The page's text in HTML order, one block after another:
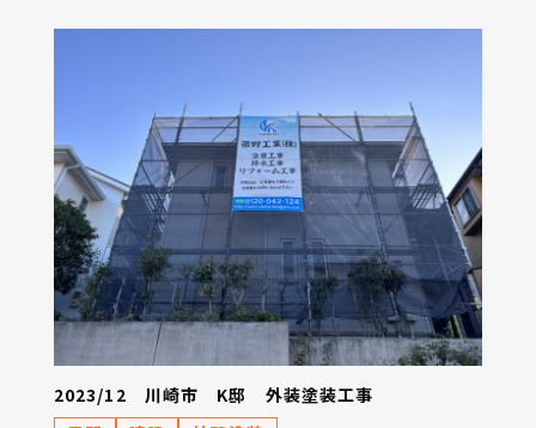
2023/12 川崎市 K邸 外装塗装工事